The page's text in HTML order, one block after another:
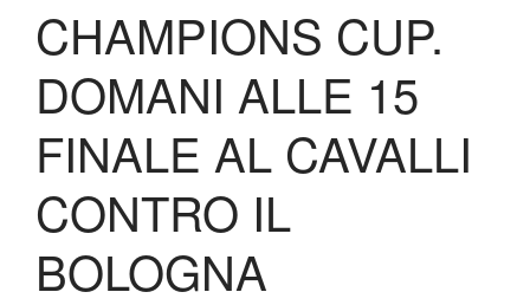
CHAMPIONS CUP.
DOMANI ALLE 15
FINALE AL CAVALLI
CONTRO IL
BOLOGNA